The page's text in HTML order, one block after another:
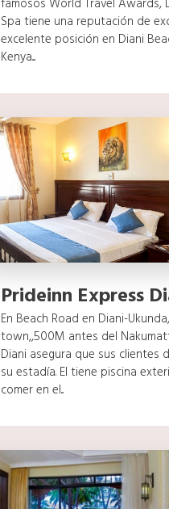
Spa tiene una reputación de
excelente posición en Diani
Kenya....
Prideinn Express
En Beach Road en Diani-
town,,500M antes del
Diani asegura que sus clientes
su estadía. El tiene piscina
comer en el...